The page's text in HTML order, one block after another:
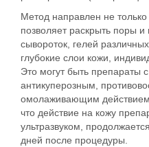
Метод направлен не
позволяет раскрыть поры и
сывороток, гелей
глубокие слои кожи,
Это могут быть препараты
антикуперозным,
омолаживающим
что действие на кожу
ультразвуком,
дней после процедуры.